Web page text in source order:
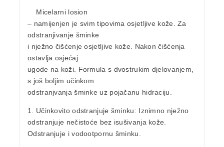
Micelarni losion
– namijenjen je svim tipovima osjetljive kože. Za
odstranjivanje šminke
i nježno čišćenje osjetljive kože. Nakon čišćenja
ostavlja osjećaj
ugode na koži. Formula s dvostrukim djelovanjem,
s još boljim učinkom
odstranjvanja šminke uz pojačanu hidraciju.
1. Učinkovito odstranjuje šminku: Iznimno nježno
odstranjuje nečistoće bez isušivanja kože.
Odstranjuje i vodootpornu šminku.